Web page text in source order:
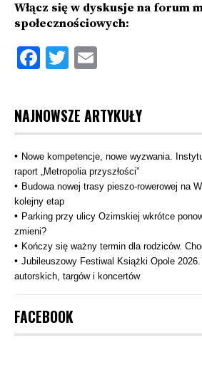
Włącz się w dyskusje na forum
społecznościowych:
Facebook
Twitter
NAJNOWSZE ARTYKUŁY
Nowe kompetencje, nowe wyzwania.
raport „Metropolia przyszłości”
Budowa nowej trasy pieszo‑rowerowej na
kolejny etap
Parking przy ulicy Ozimskiej wkrótce
zmieni?
Kończy się ważny termin dla rodziców.
Jubileuszowy Festiwal Książki Opole
autorskich, targów i koncertów
FACEBOOK